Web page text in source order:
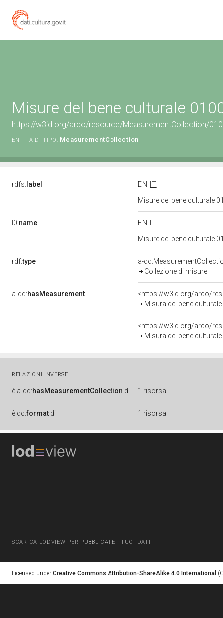
Misure del bene culturale
https://w3id.org/arco/resource/MeasurementCollection/
ENTITÀ DI TIPO: MeasurementCollection
rdfs: label EN
IT
Misure del bene culturale
l0:name EN
IT
Misure del bene culturale
rdf:type
a-
Collezione di misure
a-dd:hasMeasurement
<https://w3id.org/arco/
Misura del bene
<https://w3id.org/arco/
Misura del bene
RELAZIONI INVERSE
è a-dd:hasMeasurementCollection di 1 risorsa
è dc:format di 1 risorsa
SCARICA LODVIEW PER PUBBLICARE I TUOI DATI
Licensed under Creative Commons Attribution-ShareAlike 4.0 International